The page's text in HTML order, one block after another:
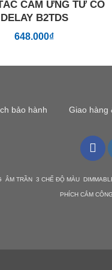
CẢM ỨNG TỪ CÓ
DELAY B2TDS
648.000₫
bảo hành Giao hàng
TRẦN 3 CHẾ ĐỘ MÀU
PHÍCH CẮM